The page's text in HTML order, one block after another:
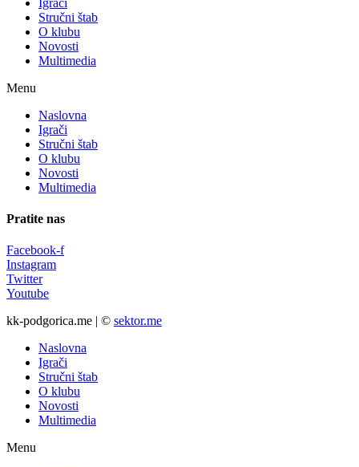
Stručni štab
O klubu
Novosti
Multimedia
Menu
Naslovna
Igrači
Stručni štab
O klubu
Novosti
Multimedia
Pratite nas
Facebook-f
Instagram
Twitter
Youtube
kk-podgorica.me | © sektor.me
Naslovna
Igrači
Stručni štab
O klubu
Novosti
Multimedia
Menu